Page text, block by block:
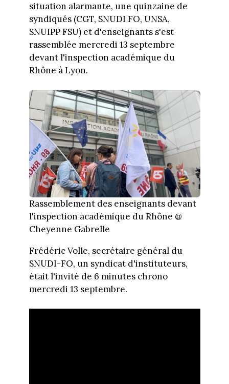
situation alarmante, une quinzaine de
syndiqués (CGT, SNUDI FO, UNSA,
SNUIPP FSU) et d'enseignants s'est
rassemblée mercredi 13 septembre
devant l'inspection académique du
Rhône à Lyon.
Rassemblement des enseignants devant
l'inspection académique du Rhône @
Cheyenne Gabrelle
Frédéric Volle, secrétaire général du
SNUDI-FO, un syndicat d'instituteurs,
était l'invité de 6 minutes chrono
mercredi 13 septembre.